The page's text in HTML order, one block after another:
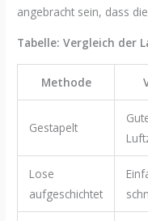
angebracht sein, dass
Tabelle: Vergleich der
Methode
Gestapelt
Lose
aufgeschichtet